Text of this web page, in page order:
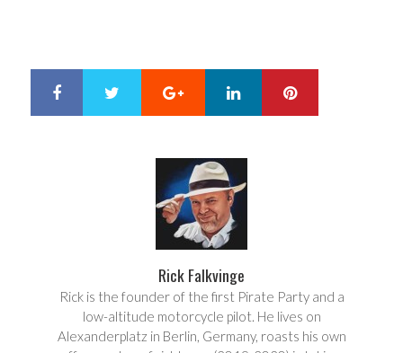
Google+ LinkedIn
Rick Falkvinge
Rick is the founder of the first Pirate Party and a
low-altitude motorcycle pilot. He lives on
Alexanderplatz in Berlin, Germany, roasts his own